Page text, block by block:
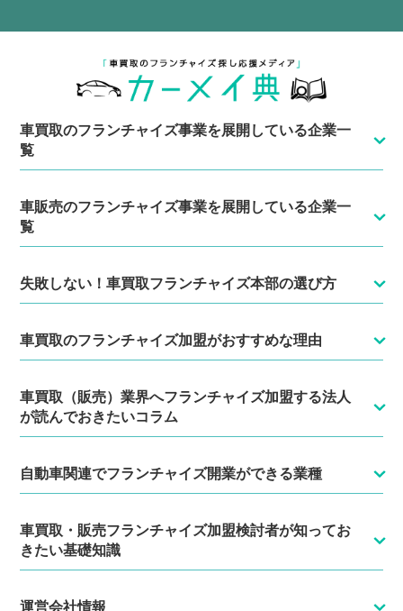
車買取のフランチャイズ事業を展開している企業一
覧
車販売のフランチャイズ事業を展開している企業一
覧
失敗しない！車買取フランチャイズ本部の選び方
車買取のフランチャイズ加盟がおすすめな理由
車買取（販売）業界へフランチャイズ加盟する法人
が読んでおきたいコラム
自動車関連でフランチャイズ開業ができる業種
車買取・販売フランチャイズ加盟検討者が知ってお
きたい基礎知識
運営会社情報